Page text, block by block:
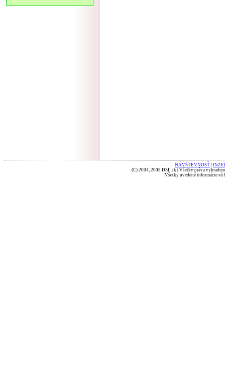
NÁVŠTEVNOSŤ
(C) 2004, 2005 DSL.sk | Všetky práva
Všetky uvedené informácie sú